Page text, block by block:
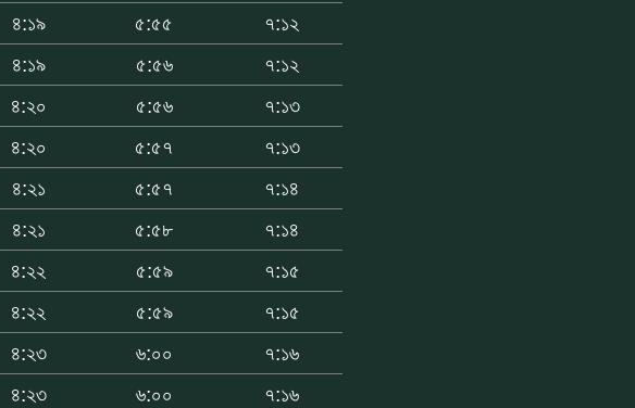
৪:১৯ ৫:৫৫
৭:১২
৪:১৯ ৫:৫৬
৭:১২
৪:২০ ৫:৫৬
৭:১৩
৪:২০ ৫:৫৭
৭:১৩
৪:২১ ৫:৫৭
৭:১৪
৪:২১ ৫:৫৮
৭:১৪
৪:২২ ৫:৫৯
৭:১৫
৪:২২ ৫:৫৯
৭:১৫
৪:২৩ ৬:০০
৭:১৬
৪:২৩ ৬:০০
৭:১৬